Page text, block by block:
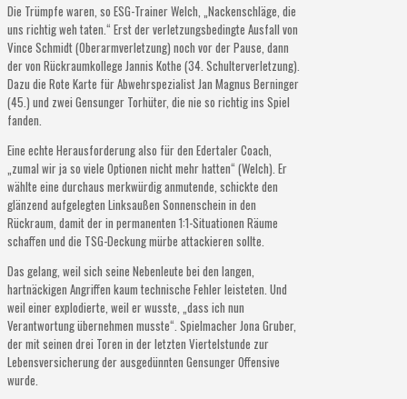
Die Trümpfe waren, so ESG-Trainer Welch, „Nackenschläge, die
uns richtig weh taten.“ Erst der verletzungsbedingte Ausfall von
Vince Schmidt (Oberarmverletzung) noch vor der Pause, dann
der von Rückraumkollege Jannis Kothe (34. Schulterverletzung).
Dazu die Rote Karte für Abwehrspezialist Jan Magnus Berninger
(45.) und zwei Gensunger Torhüter, die nie so richtig ins Spiel
fanden.
Eine echte Herausforderung also für den Edertaler Coach,
„zumal wir ja so viele Optionen nicht mehr hatten“ (Welch). Er
wählte eine durchaus merkwürdig anmutende, schickte den
glänzend aufgelegten Linksaußen Sonnenschein in den
Rückraum, damit der in permanenten 1:1-Situationen Räume
schaffen und die TSG-Deckung mürbe attackieren sollte.
Das gelang, weil sich seine Nebenleute bei den langen,
hartnäckigen Angriffen kaum technische Fehler leisteten. Und
weil einer explodierte, weil er wusste, „dass ich nun
Verantwortung übernehmen musste“. Spielmacher Jona Gruber,
der mit seinen drei Toren in der letzten Viertelstunde zur
Lebensversicherung der ausgedünnten Gensunger Offensive
wurde.